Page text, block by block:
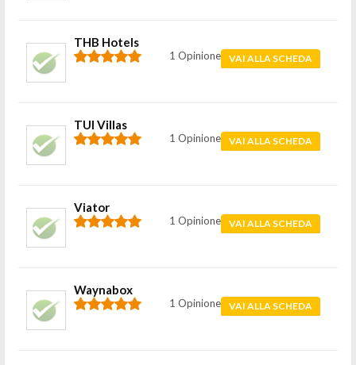
THB Hotels
1 Opinione VAI ALLA SCHEDA
TUI Villas
1 Opinione VAI ALLA SCHEDA
Viator
1 Opinione VAI ALLA SCHEDA
Waynabox
1 Opinione VAI ALLA SCHEDA